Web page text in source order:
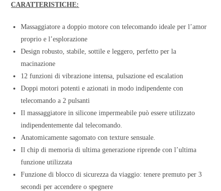
CARATTERISTICHE:
Massaggiatore a doppio motore con telecomando ideale per l’amor
proprio e l’esplorazione
Design robusto, stabile, sottile e leggero, perfetto per la
macinazione
12 funzioni di vibrazione intensa, pulsazione ed escalation
Doppi motori potenti e azionati in modo indipendente con
telecomando a 2 pulsanti
Il massaggiatore in silicone impermeabile può essere utilizzato
indipendentemente dal telecomando.
Anatomicamente sagomato con texture sensuale.
Il chip di memoria di ultima generazione riprende con l’ultima
funzione utilizzata
Funzione di blocco di sicurezza da viaggio: tenere premuto per 3
secondi per accendere o spegnere